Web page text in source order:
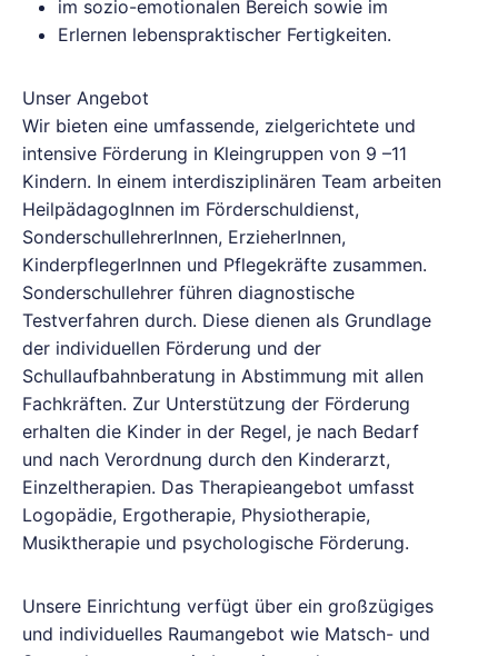
im sozio-emotionalen Bereich sowie im
Erlernen lebenspraktischer Fertigkeiten.
Unser Angebot
Wir bieten eine umfassende, zielgerichtete und
intensive Förderung in Kleingruppen von 9 –11
Kindern. In einem interdisziplinären Team arbeiten
HeilpädagogInnen im Förderschuldienst,
SonderschullehrerInnen, ErzieherInnen,
KinderpflegerInnen und Pflegekräfte zusammen.
Sonderschullehrer führen diagnostische
Testverfahren durch. Diese dienen als Grundlage
der individuellen Förderung und der
Schullaufbahnberatung in Abstimmung mit allen
Fachkräften. Zur Unterstützung der Förderung
erhalten die Kinder in der Regel, je nach Bedarf
und nach Verordnung durch den Kinderarzt,
Einzeltherapien. Das Therapieangebot umfasst
Logopädie, Ergotherapie, Physiotherapie,
Musiktherapie und psychologische Förderung.
Unsere Einrichtung verfügt über ein großzügiges
und individuelles Raumangebot wie Matsch- und